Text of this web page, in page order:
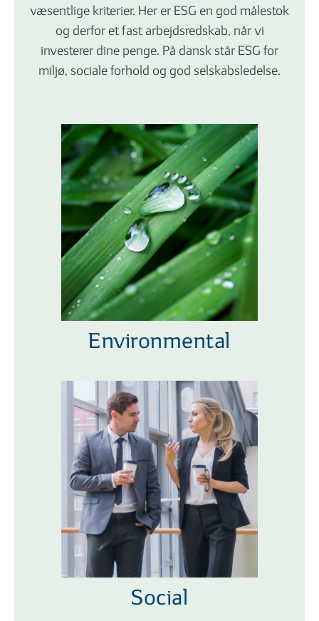
væsentlige kriterier. Her er ESG en god målestok
og derfor et fast arbejdsredskab, når vi
investerer dine penge. På dansk står ESG for
miljø, sociale forhold og god selskabsledelse.
Environmental
Social